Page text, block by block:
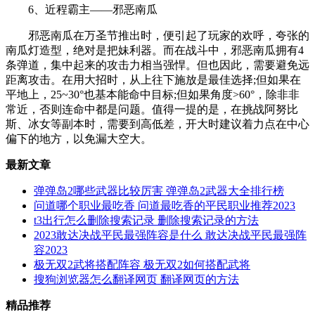
6、近程霸主——邪恶南瓜
邪恶南瓜在万圣节推出时，便引起了玩家的欢呼，夸张的
南瓜灯造型，绝对是把妹利器。而在战斗中，邪恶南瓜拥有4
条弹道，集中起来的攻击力相当强悍。但也因此，需要避免远
距离攻击。在用大招时，从上往下施放是最佳选择;但如果在
平地上，25~30°也基本能命中目标;但如果角度>60°，除非非
常近，否则连命中都是问题。值得一提的是，在挑战阿努比
斯、冰女等副本时，需要到高低差，开大时建议着力点在中心
偏下的地方，以免漏大空大。
最新文章
弹弹岛2哪些武器比较厉害 弹弹岛2武器大全排行榜
问道哪个职业最吃香 问道最吃香的平民职业推荐2023
t3出行怎么删除搜索记录 删除搜索记录的方法
2023敢达决战平民最强阵容是什么 敢达决战平民最强阵
容2023
极无双2武将搭配阵容 极无双2如何搭配武将
搜狗浏览器怎么翻译网页 翻译网页的方法
精品推荐